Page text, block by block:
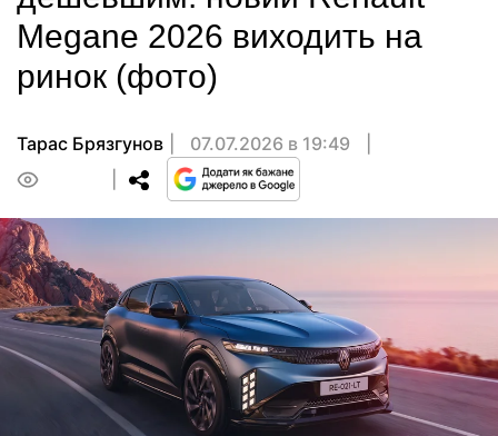
Megane 2026 виходить на
ринок (фото)
Тарас Брязгунов
07.07.2026 в 19:49